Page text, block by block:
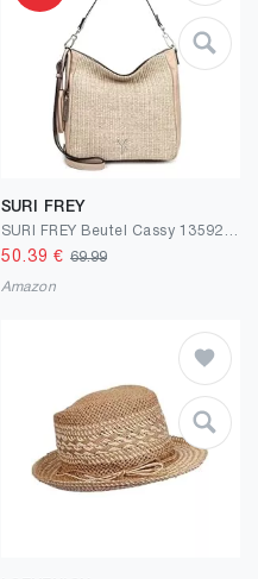
SURI FREY
50.39 € 69.99
Amazon